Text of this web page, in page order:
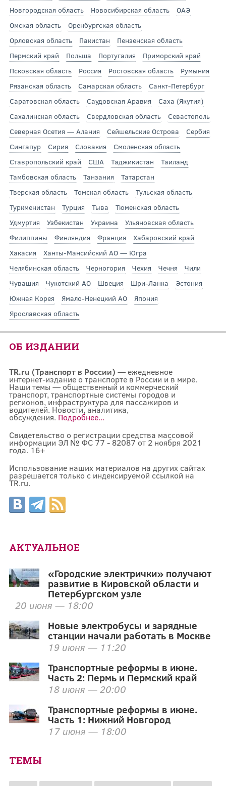
Новгородская область
Новосибирская область
ОАЭ
Омская область
Оренбургская область
Орловская область
Пакистан
Пензенская область
Пермский край
Польша Португалия
Приморский край
Псковская область
Россия Ростовская область
Румыния
Рязанская область
Самарская область
Санкт-Петербург
Саратовская область
Саудовская Аравия
Саха (Якутия)
Сахалинская область
Свердловская область
Севастополь
Северная Осетия — Алания
Сейшельские Острова
Сербия
Сингапур
Сирия Словакия
Смоленская область
Ставропольский край
США Таджикистан
Таиланд
Тамбовская область
Танзания
Татарстан
Тверская область
Томская область
Тульская область
Туркменистан
Турция Тыва
Тюменская область
Удмуртия
Узбекистан Украина
Ульяновская область
Филиппины
Финляндия Франция
Хабаровский край
Хакасия
Ханты-Мансийский АО — Югра
Челябинская область
Черногория Чехия Чечня
Чили
Чувашия
Чукотский АО Швеция Шри-Ланка
Эстония
Южная Корея
Ямало-Ненецкий АО
Япония
Ярославская область
ОБ ИЗДАНИИ
TR.ru (Транспорт в России) — ежедневное
интернет-издание о транспорте в России и в мире.
Наши темы — общественный и коммерческий
транспорт, транспортные системы городов и
регионов, инфраструктура для пассажиров и
водителей. Новости, аналитика,
обсуждения. Подробнее...
Свидетельство о регистрации средства массовой
информации ЭЛ № ФС 77 - 82087 от 2 ноября 2021
года. 16+
Использование наших материалов на других сайтах
разрешается только с индексируемой ссылкой на
TR.ru.
АКТУАЛЬНОЕ
«Городские электрички» получают
развитие в Кировской области и
Петербургском узле
20 июня — 18:00
Новые электробусы и зарядные
станции начали работать в Москве
19 июня — 11:20
Транспортные реформы в июне.
Часть 2: Пермь и Пермский край
18 июня — 20:00
Транспортные реформы в июне.
Часть 1: Нижний Новгород
17 июня — 18:00
ТЕМЫ